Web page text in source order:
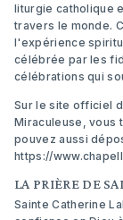
liturgie catholique
travers le monde.
l'expérience
célébrée par les
célébrations qui
Sur le site officiel
Miraculeuse, vous
pouvez aussi
https://
LA PRIÈRE DE
Sainte Catherine